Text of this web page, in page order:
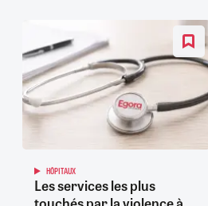
HÔPITAUX
Les services les plus